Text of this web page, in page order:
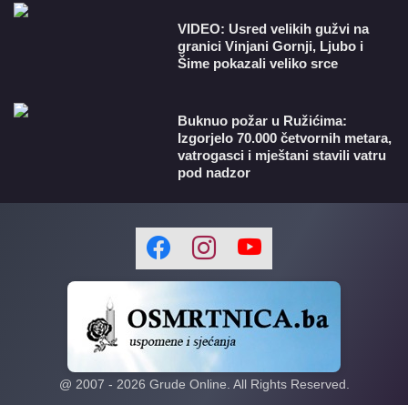
VIDEO: Usred velikih gužvi na
granici Vinjani Gornji, Ljubo i
Šime pokazali veliko srce
Buknuo požar u Ružićima:
Izgorjelo 70.000 četvornih metara,
vatrogasci i mještani stavili vatru
pod nadzor
@ 2007 - 2026 Grude Online. All Rights Reserved.